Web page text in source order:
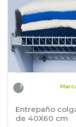
Entrepaño
de 40X60 cm